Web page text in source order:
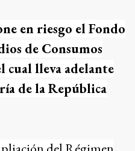
en riesgo el Fondo
de Consumos
cual lleva adelante
de la República